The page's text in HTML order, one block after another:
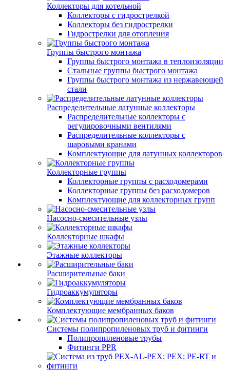
Коллекторы для котельной
Коллекторы с гидрострелкой
Коллекторы без гидрострелки
Гидрострелки для отопления
Группы быстрого монтажа
Группы быстрого монтажа в теплоизоляции
Стальные группы быстрого монтажа
Группы быстрого монтажа из нержавеющей
стали
Распределительные латунные коллекторы
Распределительные коллекторы с
регулировочными вентилями
Распределительные коллекторы с
шаровыми кранами
Комплектующие для латунных коллекторов
Коллекторные группы
Коллекторные группы с расходомерами
Коллекторные группы без расходомеров
Комплектующие для коллекторных групп
Насосно-смесительные узлы
Коллекторные шкафы
Этажные коллекторы
Расширительные баки
Гидроаккумуляторы
Комплектующие мембранных баков
Системы полипропиленовых труб и фитинги
Полипропиленовые трубы
Фитинги PPR